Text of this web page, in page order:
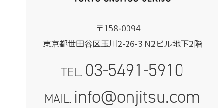
〒158-0094
東京都世田谷区玉川2-26-3 N2ビル地下2階
TEL. 03-5491-5910
MAIL. info@onjitsu.com